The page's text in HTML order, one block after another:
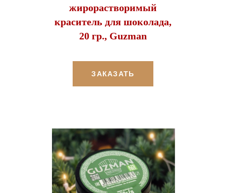
жирорастворимый
краситель для шоколада,
20 гр., Guzman
ЗАКАЗАТЬ